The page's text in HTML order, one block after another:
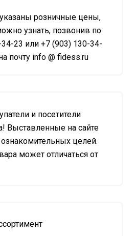
розничные цены,
узнать, позвонив по
23 или +7 (903) 130-34-
почту info @ fidess.ru
и посетители
Выставленные на сайте
целей.
может отличаться от